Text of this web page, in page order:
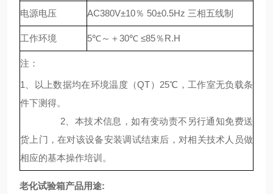
电源电压 AC380V±10％ 50±0.5Hz 三相五线制
工作环境 5℃～＋30℃ ≤85％R.H
注：
1、以上数据均在环境温度（QT）25℃，工作室无负载条
件下测得。
2、本技术信息，如有变动责不另行通知免费送
货上门，在对该设备安装调试结束后，对相关技术人员做
相应的基本操作培训。
老化试验箱产品用途: